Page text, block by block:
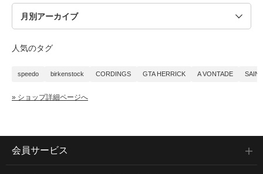
人気のタグ
speedo birkenstock CORDINGS GTA HERRICK A VONTADE
» ショップ詳細ページへ
会員サービス